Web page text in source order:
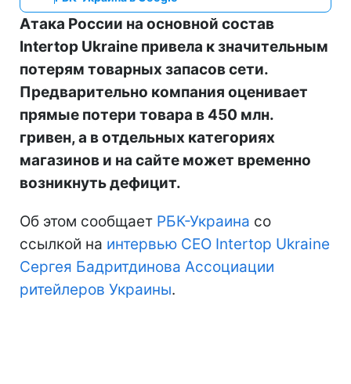
Атака России на основной состав
Intertop Ukraine привела к значительным
потерям товарных запасов сети.
Предварительно компания оценивает
прямые потери товара в 450 млн.
гривен, а в отдельных категориях
магазинов и на сайте может временно
возникнуть дефицит.
Об этом сообщает РБК-Украина со
ссылкой на интервью CEO Intertop Ukraine
Сергея Бадритдинова Ассоциации
ритейлеров Украины.